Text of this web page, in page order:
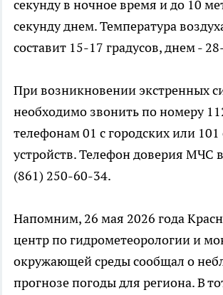
секунду в ночное время и до 10
секунду днем. Температура
составит 15-17 градусов, днем -
При возникновении экстренных
необходимо звонить по номеру
телефонам 01 с городских или
устройств. Телефон доверия МЧС
(861) 250-60-34.
Напомним, 26 мая 2026 года
центр по гидрометеорологии и
окружающей среды сообщал о
прогнозе погоды для региона. В